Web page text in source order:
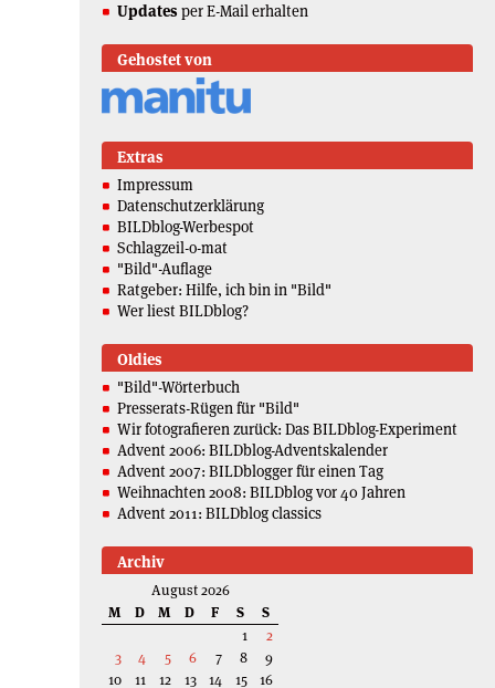
Updates per E-Mail erhalten
Gehostet von
Extras
Impressum
Datenschutzerklärung
BILDblog-Werbespot
Schlagzeil-o-mat
"Bild"-Auflage
Ratgeber: Hilfe, ich bin in "Bild"
Wer liest BILDblog?
Oldies
"Bild"-Wörterbuch
Presserats-Rügen für "Bild"
Wir fotografieren zurück: Das BILDblog-Experiment
Advent 2006: BILDblog-Adventskalender
Advent 2007: BILDblogger für einen Tag
Weihnachten 2008: BILDblog vor 40 Jahren
Advent 2011: BILDblog classics
Archiv
August 2026
M
D M D F S
S
1
2
3
4 5 6 7 8
9
10
11 12 13 14 15 16